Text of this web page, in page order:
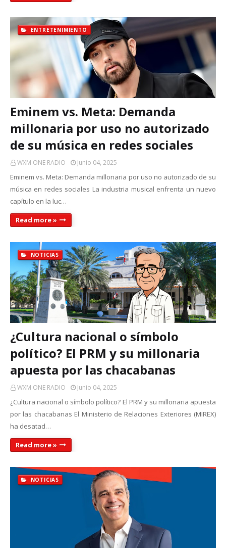
ENTRETENIMIENTO
Eminem vs. Meta: Demanda
millonaria por uso no autorizado
de su música en redes sociales
WXM ONE RADIO Junio 04, 2025
Eminem vs. Meta: Demanda millonaria por uso no autorizado de su
música en redes sociales La industria musical enfrenta un nuevo
capítulo en la luc…
Read more »
NOTICIAS
¿Cultura nacional o símbolo
político? El PRM y su millonaria
apuesta por las chacabanas
WXM ONE RADIO Junio 04, 2025
¿Cultura nacional o símbolo político? El PRM y su millonaria apuesta
por las chacabanas El Ministerio de Relaciones Exteriores (MIREX)
ha desatad…
Read more »
NOTICIAS